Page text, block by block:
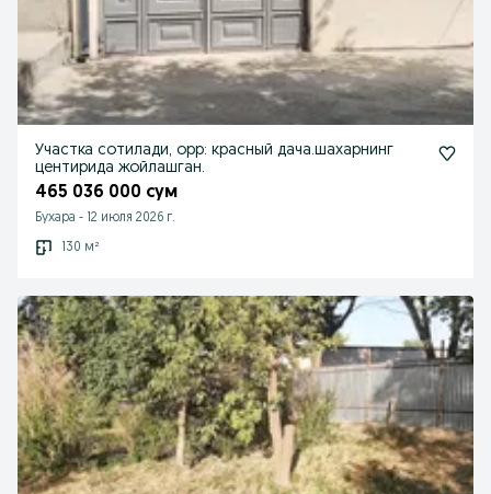
Участка сотилади, орр: красный дача.шахарнинг
центирида жойлашган.
465 036 000 сум
Бухара - 12 июля 2026 г.
130 м²